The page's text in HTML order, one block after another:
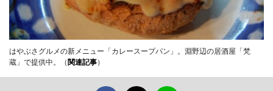
はやぶさグルメの新メニュー「カレースープパン」。淵野辺の居酒屋「梵
蔵」で提供中。（ 関連記事）